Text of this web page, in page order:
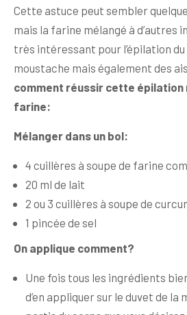
Cette astuce peut sembler
mais la farine mélangé à d’autres
très intéressant pour l’épilation du
moustache mais également des
comment réussir cette épilation
farine:
Mélanger dans un bol:
4 cuillères à soupe de farine
20 ml de lait
2 ou 3 cuillères à soupe de
1 pincée de sel
On applique comment?
Une fois tous les ingrédients
d’en appliquer sur le duvet de la